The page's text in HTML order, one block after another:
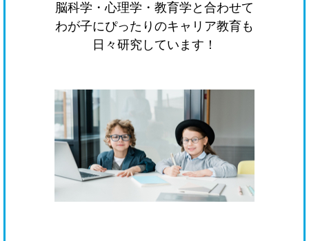
脳科学・心理学・教育学と合わせて
わが子にぴったりのキャリア教育も
日々研究しています！